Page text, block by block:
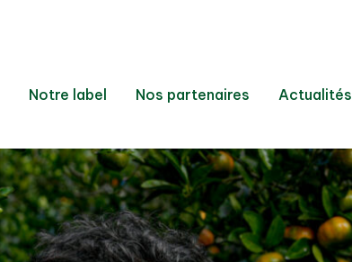
Notre label Nos partenaires Actualités